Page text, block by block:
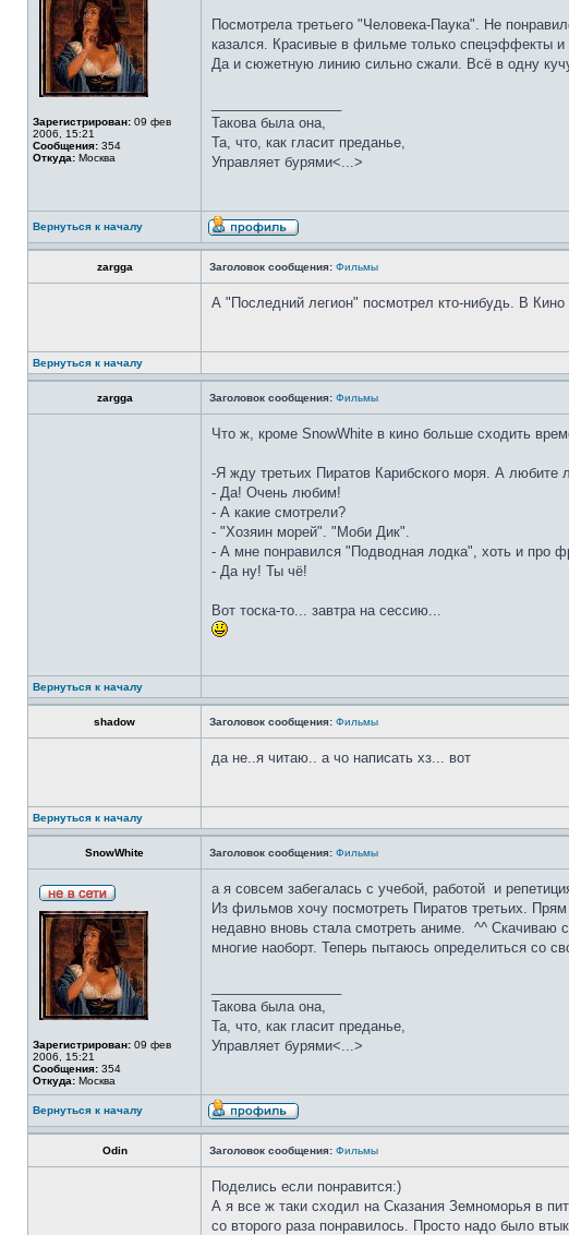
Зарегистрирован: 09 фев
2006, 15:21
Сообщения: 354
Откуда: Москва
Посмотрела третьего "Человека-Паука". Не
казался. Красивые в фильме только спецэффекты и
Да и сюжетную линию сильно сжали. Всё в одну
Такова была она,
Та, что, как гласит преданье,
Управляет бурями<...>
Вернуться к началу
zargga Заголовок сообщения: Фильмы
А "Последний легион" посмотрел кто-нибудь. В
Вернуться к началу
zargga Заголовок сообщения: Фильмы
Что ж, кроме SnowWhite в кино больше сходить
-Я жду третьих Пиратов Карибского моря. А
- Да! Очень любим!
- А какие смотрели?
- "Хозяин морей". "Моби Дик".
- А мне понравился "Подводная лодка", хоть и про
- Да ну! Ты чё!
Вот тоска-то... завтра на сессию...
Вернуться к началу
shadow Заголовок сообщения: Фильмы
да не..я читаю.. а чо написать хз... вот
Вернуться к началу
SnowWhite Заголовок сообщения: Фильмы
Зарегистрирован: 09 фев
2006, 15:21
Сообщения: 354
Откуда: Москва
а я совсем забегалась с учебой, работой и
Из фильмов хочу посмотреть Пиратов третьих.
недавно вновь стала смотреть аниме. ^^ Скачиваю
многие наоборт. Теперь пытаюсь определиться со
Такова была она,
Та, что, как гласит преданье,
Управляет бурями<...>
Вернуться к началу
Odin Заголовок сообщения: Фильмы
Поделись если понравится:)
А я все ж таки сходил на Сказания Земноморья в
со второго раза понравилось. Просто надо было